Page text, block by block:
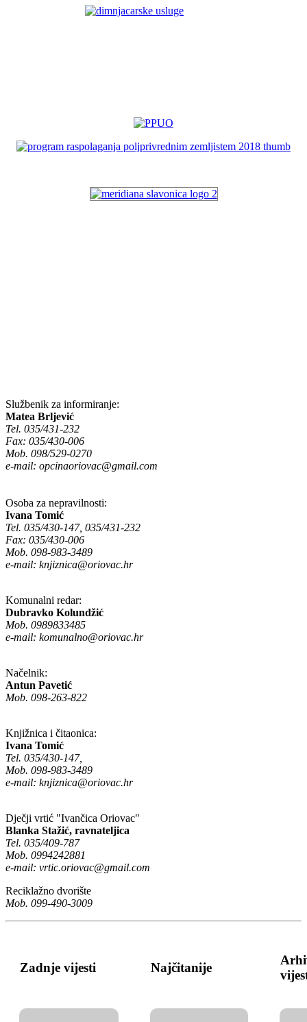
Službenik za informiranje:
Matea Brljević
Tel. 035/431-232
Fax: 035/430-006
Mob. 098/529-0270
e-mail: opcinaoriovac@gmail.com
Osoba za nepravilnosti:
Ivana Tomić
Tel. 035/430-147, 035/431-232
Fax: 035/430-006
Mob. 098-983-3489
e-mail: knjiznica@oriovac.hr
Komunalni redar:
Dubravko Kolundžić
Mob. 0989833485
e-mail: komunalno@oriovac.hr
Načelnik:
Antun Pavetić
Mob. 098-263-822
Knjižnica i čitaonica:
Ivana Tomić
Tel. 035/430-147,
Mob. 098-983-3489
e-mail: knjiznica@oriovac.hr
Dječji vrtić "Ivančica Oriovac"
Blanka Stažić, ravnateljica
Tel. 035/409-787
Mob. 0994242881
e-mail: vrtic.oriovac@gmail.com
Reciklažno dvorište
Mob. 099-490-3009
Zadnje vijesti Najčitanije